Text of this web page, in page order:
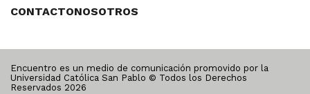
CONTACTONOSOTROS
Encuentro es un medio de comunicación promovido por la
Universidad Católica San Pablo © Todos los Derechos
Reservados 2026